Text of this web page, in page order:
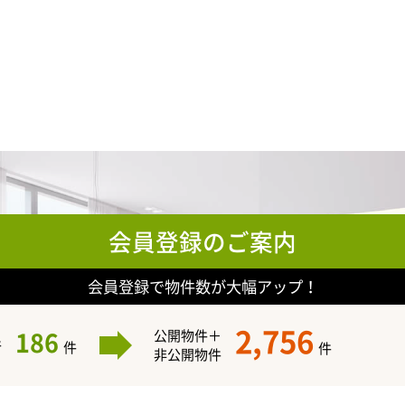
会員登録のご案内
会員登録で物件数が大幅アップ！
186 件
公開物件＋
非公開物件
2,756 件